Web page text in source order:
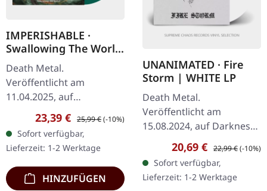
IMPERISHABLE ·
Swallowing The World
| TRANSPARENT
GREEN LP
Death Metal.
Veröffentlicht am
11.04.2025, auf
Hammerheart Records.
Transparentes grünes
Vinyl, limitierte Auflage.
"Swallowing The World"
von…
Verkaufspreis:
23,39 € Regulärer Preis:
25,99 €(-10%)
Sofort verfügbar,
Lieferzeit: 1-2 Werktage
HINZUFÜGEN
UNANIMATED · Fire
Storm | WHITE LP
Death Metal.
Veröffentlicht am
15.08.2024, auf Darkness
Shall Rise Productions.
Weißes Vinyl im Standard-
Cover mit Insert und A2-
Poster. Limitiert…
Verkaufspreis:
20,69 € Regulärer Preis:
22,99 €(-10%)
Sofort verfügbar,
Lieferzeit: 1-2 Werktage